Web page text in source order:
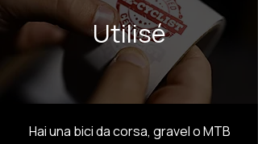
Utilisé
Hai una bici da corsa, gravel o MTB